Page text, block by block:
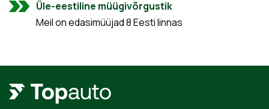
Üle-eestiline müügivõrgustik
Meil on edasimüüjad 8 Eesti linnas